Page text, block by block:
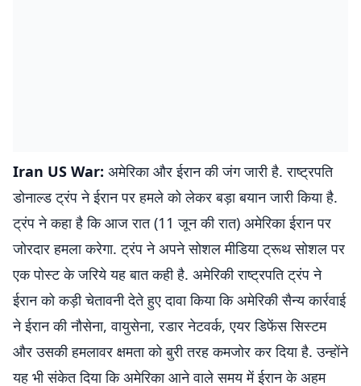
Iran US War: अमेरिका और ईरान की जंग जारी है. राष्ट्रपति
डोनाल्ड ट्रंप ने ईरान पर हमले को लेकर बड़ा बयान जारी किया है.
ट्रंप ने कहा है कि आज रात (11 जून की रात) अमेरिका ईरान पर
जोरदार हमला करेगा. ट्रंप ने अपने सोशल मीडिया ट्रूथ सोशल पर
एक पोस्ट के जरिये यह बात कही है. अमेरिकी राष्ट्रपति ट्रंप ने
ईरान को कड़ी चेतावनी देते हुए दावा किया कि अमेरिकी सैन्य कार्रवाई
ने ईरान की नौसेना, वायुसेना, रडार नेटवर्क, एयर डिफेंस सिस्टम
और उसकी हमलावर क्षमता को बुरी तरह कमजोर कर दिया है. उन्होंने
यह भी संकेत दिया कि अमेरिका आने वाले समय में ईरान के अहम